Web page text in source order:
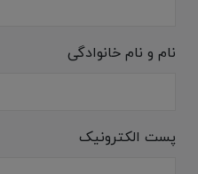
نام و نام خانوادگی
پست الکترونیک